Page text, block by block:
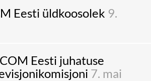
Eesti üldkoosolek 9.
Eesti juhatuse
7. mai